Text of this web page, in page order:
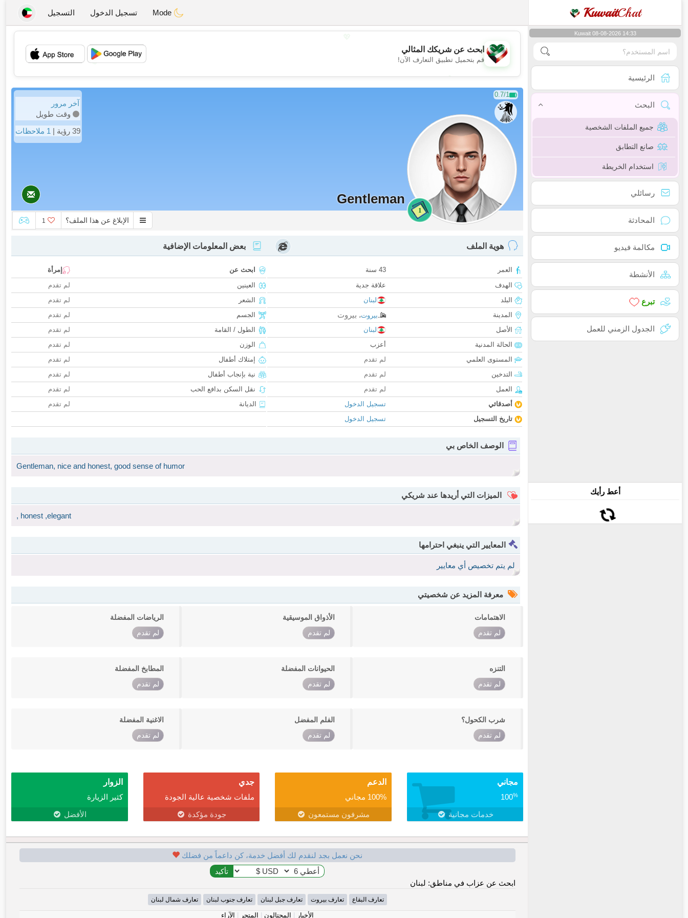
KuwaitChat تسجيل الدخول التسجيل
Kuwait 08-08-2026 14:33
الرئيسية
البحث
جميع الملفات الشخصية
صانع التطابق
استخدام الخريطة
رسائلي
المحادثة
مكالمة فيديو
الأنشطة
تبرع
الجدول الزمني للعمل
أعط رأيك
💖
💕
ابحث عن شريكك المثالي
قم بتحميل تطبيق التعارف الآن!
0.7/1
1
Gentleman
آخر مرور
وقت طويل
39 رؤية |
1 ملاحظات
الإبلاغ عن هذا الملف؟ 1
هوية الملف
العمر
43 سنة
الهدف
علاقة جدية
البلد
لبنان
المدينة
بيروت، بيروت
الأصل
لبنان
الحالة المدنية
أعزب
المستوى العلمي
لم تقدم
التدخين
لم تقدم
العمل
لم تقدم
أصدقائي
تسجيل الدخول
تاريخ التسجيل
تسجيل الدخول
بعض المعلومات الإضافية
ابحث عن
إمرأة
العينين
لم تقدم
الشعر
لم تقدم
الجسم
لم تقدم
الطول / القامة
لم تقدم
الوزن
لم تقدم
إمتلاك أطفال
لم تقدم
نية بإنجاب أطفال
لم تقدم
نقل السكن بدافع الحب
لم تقدم
الديانة
لم تقدم
الوصف الخاص بي
Gentleman, nice and honest, good sense of humor
الميزات التي أريدها عند شريكي
, honest ,elegant
المعايير التي ينبغي احترامها
لم يتم تخصيص أي معايير
معرفة المزيد عن شخصيتي
الاهتمامات
لم تقدم
الأذواق الموسيقية
لم تقدم
الرياضات المفضلة
لم تقدم
التنزه
لم تقدم
الحيوانات المفضلة
لم تقدم
المطابخ المفضلة
لم تقدم
شرب الكحول؟
لم تقدم
الفلم المفضل
لم تقدم
الاغنية المفضلة
لم تقدم
مجاني
100%
خدمات مجانية
الدعم
100% مجاني
مشرفون مستمعون
جدي
ملفات شخصية عالية الجودة
جودة مؤكدة
الزوار
كثير الزيارة
الأفضل
نحن نعمل بجد لنقدم لك أفضل خدمة، كن داعماً من فضلك
ابحث عن عزاب في مناطق: لبنان
تعارف البقاع تعارف بيروت تعارف جبل لبنان تعارف جنوب لبنان تعارف شمال لبنان
الأخبار المحتالون المتجر الآراء